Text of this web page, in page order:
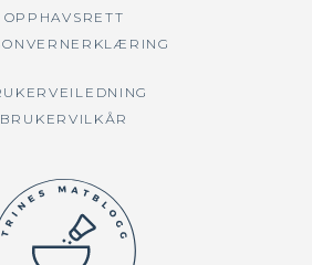
OPPHAVSRETT
BRUKERVILKÅR